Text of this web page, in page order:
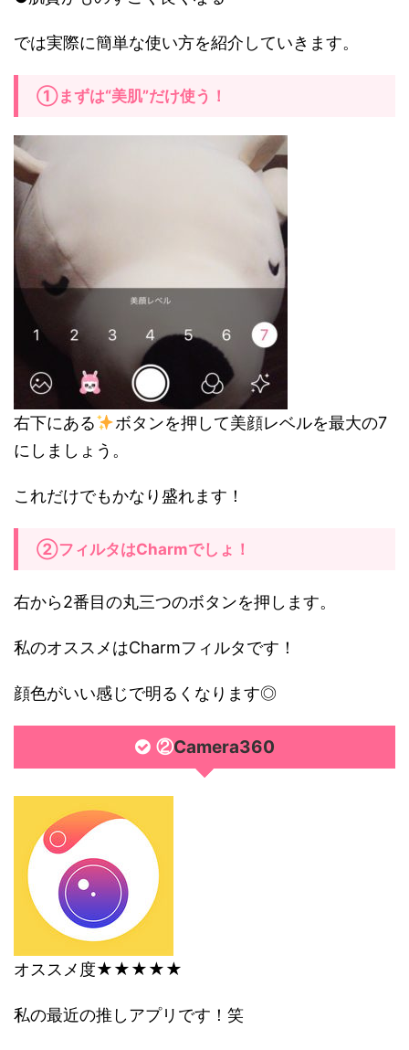
では実際に簡単な使い方を紹介していきます。
①まずは“美肌”だけ使う！
右下にある
ボタンを押して美顔レベルを最大の7
にしましょう。
これだけでもかなり盛れます！
②フィルタはCharmでしょ！
右から2番目の丸三つのボタンを押します。
私のオススメはCharmフィルタです！
顔色がいい感じで明るくなります◎
②Camera360
オススメ度★★★★★
私の最近の推しアプリです！笑